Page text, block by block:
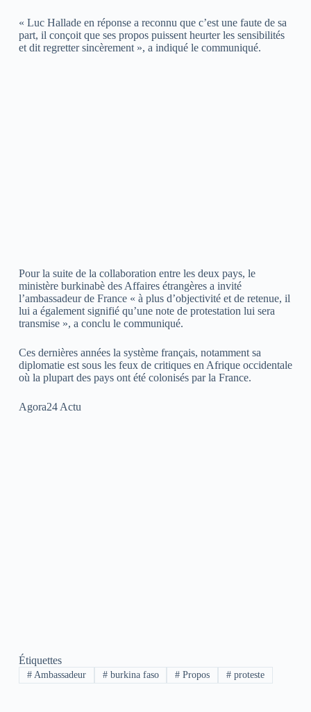
« Luc Hallade en réponse a reconnu que c’est une faute de sa
part, il conçoit que ses propos puissent heurter les sensibilités
et dit regretter sincèrement », a indiqué le communiqué.
Pour la suite de la collaboration entre les deux pays, le
ministère burkinabè des Affaires étrangères a invité
l’ambassadeur de France « à plus d’objectivité et de retenue, il
lui a également signifié qu’une note de protestation lui sera
transmise », a conclu le communiqué.
Ces dernières années la système français, notamment sa
diplomatie est sous les feux de critiques en Afrique occidentale
où la plupart des pays ont été colonisés par la France.
Agora24 Actu
Étiquettes
#Ambassadeur #burkina faso # Propos # proteste